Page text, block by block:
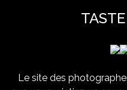
Le site des